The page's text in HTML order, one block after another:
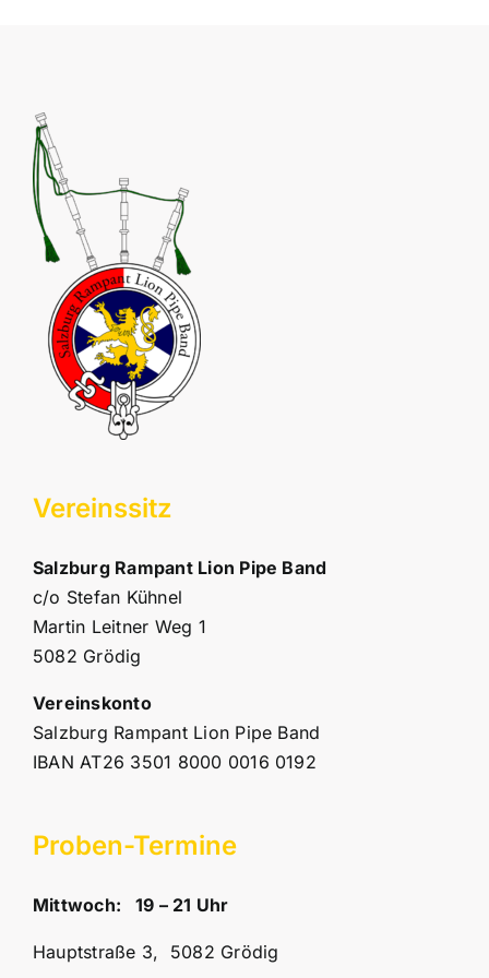
Vereinssitz
Salzburg Rampant Lion Pipe Band
c/o Stefan Kühnel
Martin Leitner Weg 1
5082 Grödig
Vereinskonto
Salzburg Rampant Lion Pipe Band
IBAN AT26 3501 8000 0016 0192
Proben-Termine
Mittwoch: 19 – 21 Uhr
Hauptstraße 3, 5082 Grödig